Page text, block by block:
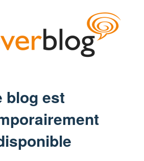
blog est